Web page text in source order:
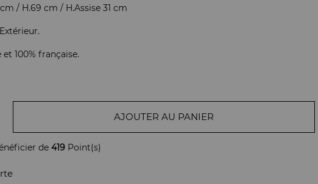
/ H.69 cm / H.Assise 31 cm
100% française.
AJOUTER AU PANIER
de 419 Point(s)